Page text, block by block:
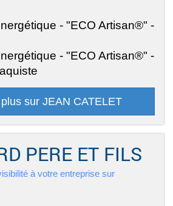
- "ECO Artisan®" -
- "ECO Artisan®" -
sur JEAN CATELET
PERE ET FILS
à votre entreprise sur